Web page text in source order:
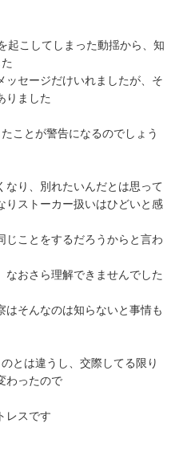
起こしてしまった動揺から、知
ッセージだけいれましたが、そ
りました
ことが警告になるのでしょう
なり、別れたいんだとは思って
りストーカー扱いはひどいと感
じことをするだろうからと言わ
おさら理解できませんでした
そんなのは知らないと事情も
とは違うし、交際してる限り
わったので
レスです